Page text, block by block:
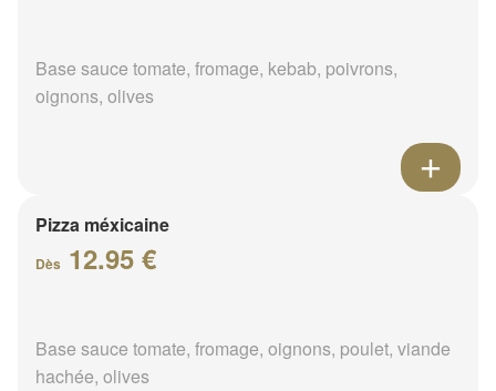
Base sauce tomate, fromage, kebab, poivrons,
oignons, olives
Pizza méxicaine
Dès 12.95 €
Base sauce tomate, fromage, oignons, poulet, viande
hachée, olives